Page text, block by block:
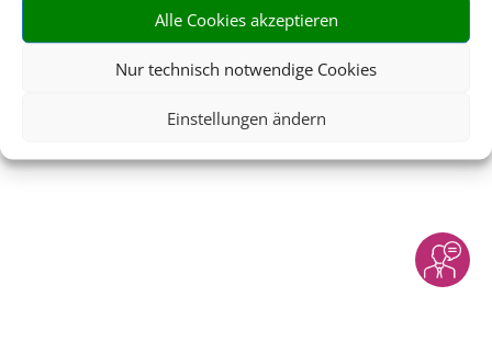
Alle Cookies akzeptieren
Nur technisch notwendige Cookies
Einstellungen ändern